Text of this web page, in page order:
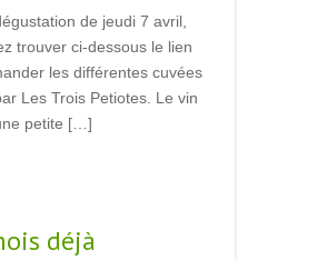
de jeudi 7 avril,
trouver ci-dessous le lien
les différentes cuvées
Les Trois Petiotes. Le vin
petite […]
déjà